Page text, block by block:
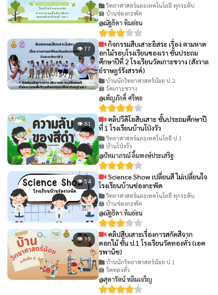
วิทยาศาสตร์และเทคโนโลยี ทุกระดับ
🏫 บ้านช่องกะพัด
@ณัฐธิดา ทิมอ่อน
👁 77
กิจกรรมสืบเสาะอิสระ เรื่อง ตามหาด
อกไม้รอบโรงเรียนของเรา ชั้นประถม
ศึกษาปีที่ 2 โรงเรียนวัดเกาะขวาง (สังวาล
ย์ราษฎร์รังสรรค์)
บ้านนักวิทยาศาสตร์น้อย ป.2
🏫 วัดเกาะขวาง
@เพ็ญภักดิ์ ศรีพอ
👁 81
คลิปวีดีโอสืบเสาะ ชั้นประถมศึกษาปี
ที่ 1 โรงเรียนบ้านโป่งวัว
วิทยาศาสตร์และเทคโนโลยี ป.1
🏫 บ้านโป่งวัว
@ปัทมาภรณ์ ลิ้มพงษ์ประเสริฐ
👁 54
Science Show เปลี่ยนสี ไม่เปลี่ยนใจ
โรงเรียนบ้านช่องกะพัด
วิทยาศาสตร์และเทคโนโลยี ทุกระดับ
🏫 บ้านช่องกะพัด
@ณัฐธิดา ทิมอ่อน
👁 99
คลิปสืบเสาะเรื่องการสกัดสีจาก
ดอกไม้ ชั้น ป.1 โรงเรียนวัดทองทั่ว (เอค
รพานิช)
บ้านนักวิทยาศาสตร์น้อย ป.1
🏫 วัดทองทั่ว
@สุดารัตน์ หลิมเจริญ